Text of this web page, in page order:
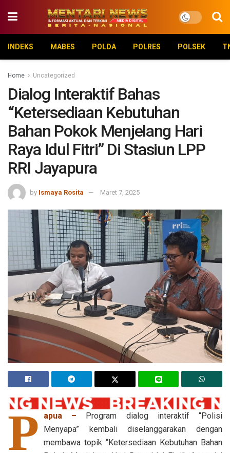
INDEKS MABES POLDA POLRES POLSEK
Home Uncategorized
Dialog Interaktif Bahas
“Ketersediaan Kebutuhan
Bahan Pokok Menjelang Hari
Raya Idul Fitri” Di Stasiun LPP
RRI Jayapura
by Ismaya Rosita Maret 7, 2025
P apua –
Program dialog interaktif “Polisi
Menyapa” kembali diselanggarakan dengan
membawa topik “Ketersediaan Kebutuhan Bahan